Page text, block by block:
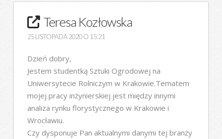
Teresa Kozłowska
25 LISTOPADA 2020 O 15:21
Dzień dobry,
Jestem studentką Sztuki Ogrodowej na
Uniwersytecie Rolniczym w Krakowie.Tematem
mojej pracy inżynierskiej jest między innymi
analiza rynku florystycznego w Krakowie i
Wrocławiu.
Czy dysponuje Pan aktualnymi danymi tej branży